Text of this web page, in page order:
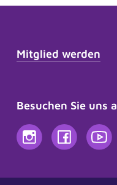
Mitglied werden
Besuchen Sie uns
Unsere
jederzeit ganz
noch nicht alles